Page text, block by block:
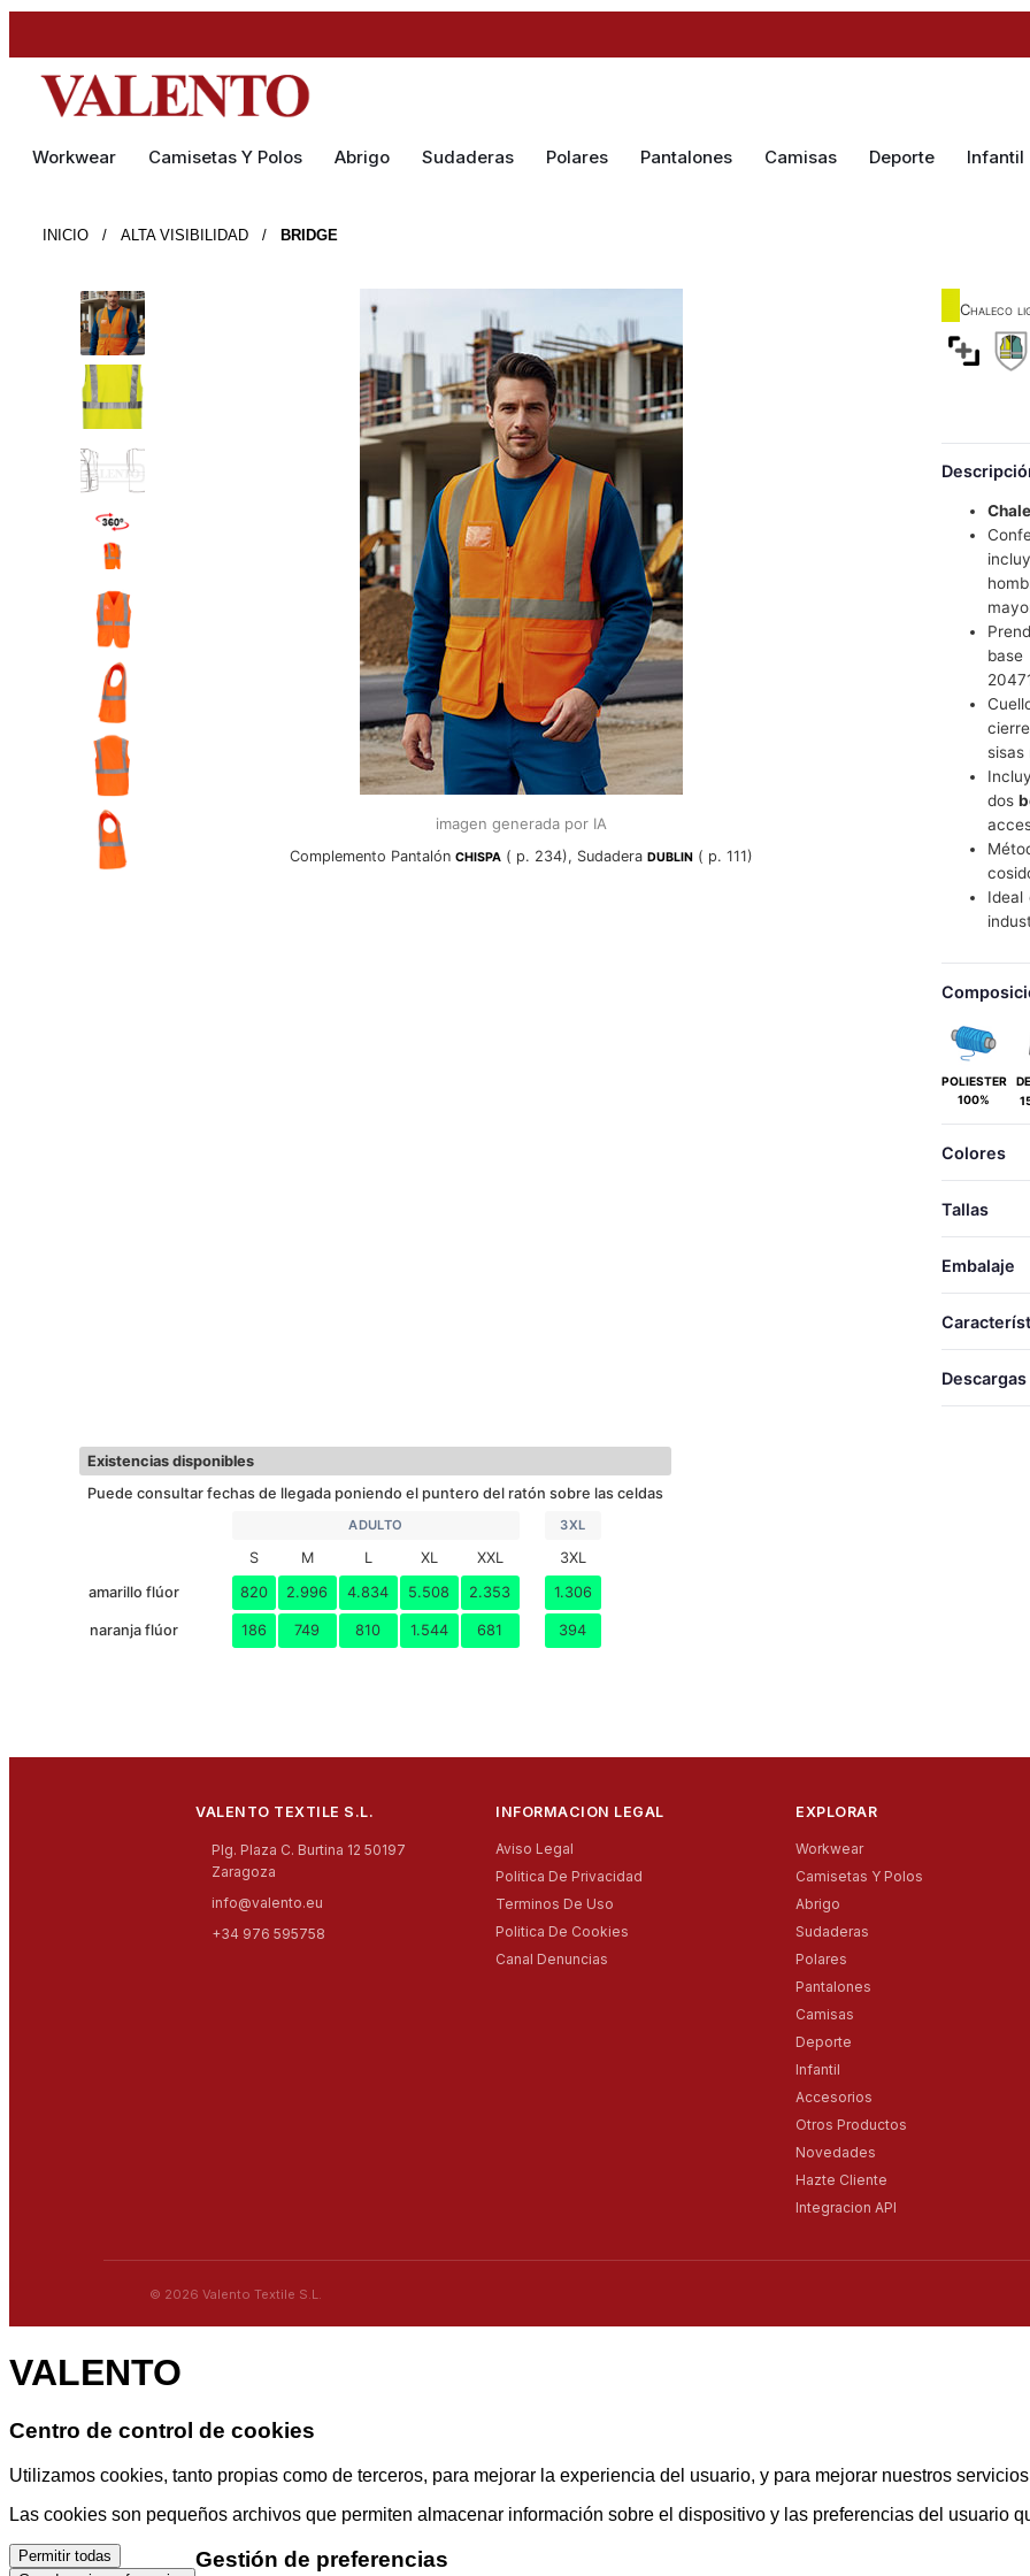
Workwear Camisetas Y Polos Abrigo Sudaderas Polares Pantalones Camisas Deporte Infantil
INICIO / ALTA VISIBILIDAD / BRIDGE
imagen generada por IA
Complemento PantalónCHISPA ( p. 234), SudaderaDUBLIN ( p. 111)
Chaleco
sisas
dos
Ideal
POLIESTER
100%
Colores
Tallas
LARGO
ANCHO
Embalaje
M
Descargas
Existencias disponibles
Puede consultar fechas de llegada poniendo el puntero del ratón sobre las celdas
ADULTO 3XL
S M L XL XXL
3XL
amarillo flúor
820 2.996 4.834 5.508 2.353 1.306
naranja flúor 186 749 810 1.544 681 394
VALENTO TEXTILE S.L.
Plg. Plaza C. Burtina 12 50197
Zaragoza
info@valento.eu
+34 976 595758
INFORMACION LEGAL
Aviso Legal
Politica De Privacidad
Terminos De Uso
Politica De Cookies
Canal Denuncias
EXPLORAR
Workwear
Camisetas Y Polos
Abrigo
Sudaderas
Polares
Pantalones
Camisas
Deporte
Infantil
Accesorios
Otros Productos
Novedades
Hazte Cliente
Integracion API
© 2026 Valento Textile S.L.
VALENTO
Centro de control de cookies
Utilizamos cookies, tanto propias como de terceros, para mejorar la experiencia del usuario, y para mejorar nuestros
Las cookies son pequeños archivos que permiten almacenar información sobre el dispositivo y las preferencias del usuario
Permitir todas
Gestión de preferencias